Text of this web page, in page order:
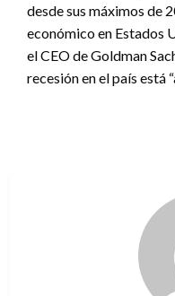
desde sus máximos de
económico en Estados
el CEO de Goldman
recesión en el país está